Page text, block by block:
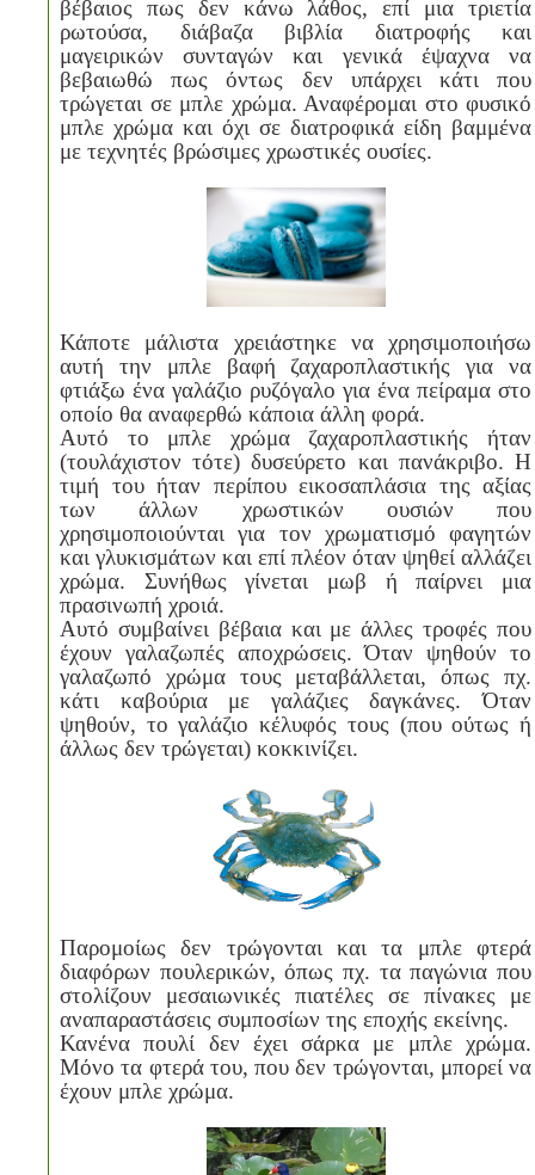
βέβαιος πως δεν κάνω λάθος, επί μια τριετία
ρωτούσα, διάβαζα βιβλία διατροφής και
μαγειρικών συνταγών και γενικά έψαχνα να
βεβαιωθώ πως όντως δεν υπάρχει κάτι που
τρώγεται σε μπλε χρώμα. Αναφέρομαι στο φυσικό
μπλε χρώμα και όχι σε διατροφικά είδη βαμμένα
με τεχνητές βρώσιμες χρωστικές ουσίες.
Κάποτε μάλιστα χρειάστηκε να χρησιμοποιήσω
αυτή την μπλε βαφή ζαχαροπλαστικής για να
φτιάξω ένα γαλάζιο ρυζόγαλο για ένα πείραμα στο
οποίο θα αναφερθώ κάποια άλλη φορά.
Αυτό το μπλε χρώμα ζαχαροπλαστικής ήταν
(τουλάχιστον τότε) δυσεύρετο και πανάκριβο. Η
τιμή του ήταν περίπου εικοσαπλάσια της αξίας
των άλλων χρωστικών ουσιών που
χρησιμοποιούνται για τον χρωματισμό φαγητών
και γλυκισμάτων και επί πλέον όταν ψηθεί αλλάζει
χρώμα. Συνήθως γίνεται μωβ ή παίρνει μια
πρασινωπή χροιά.
Αυτό συμβαίνει βέβαια και με άλλες τροφές που
έχουν γαλαζωπές αποχρώσεις. Όταν ψηθούν το
γαλαζωπό χρώμα τους μεταβάλλεται, όπως πχ.
κάτι καβούρια με γαλάζιες δαγκάνες. Όταν
ψηθούν, το γαλάζιο κέλυφός τους (που ούτως ή
άλλως δεν τρώγεται) κοκκινίζει.
Παρομοίως δεν τρώγονται και τα μπλε φτερά
διαφόρων πουλερικών, όπως πχ. τα παγώνια που
στολίζουν μεσαιωνικές πιατέλες σε πίνακες με
αναπαραστάσεις συμποσίων της εποχής εκείνης.
Κανένα πουλί δεν έχει σάρκα με μπλε χρώμα.
Μόνο τα φτερά του, που δεν τρώγονται, μπορεί να
έχουν μπλε χρώμα.